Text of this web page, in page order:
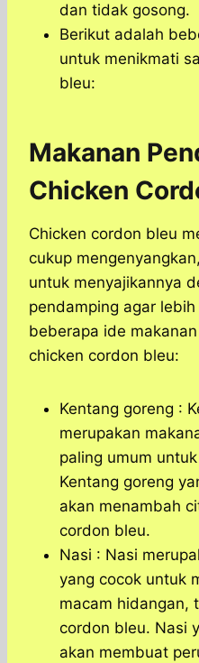
dan tidak gosong.
Berikut adalah
untuk menikmati
bleu:
Makanan
Chicken
Chicken cordon bleu
cukup
untuk menyajikannya
pendamping agar
beberapa ide
chicken cordon bleu:
Kentang goreng :
merupakan
paling umum
Kentang goreng
akan menambah
cordon bleu.
Nasi : Nasi
yang cocok untuk
macam hidangan,
cordon bleu. Nasi
akan membuat